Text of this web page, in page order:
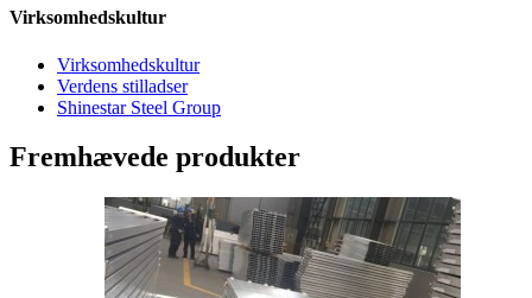
Virksomhedskultur
Virksomhedskultur
Verdens stilladser
Shinestar Steel Group
Fremhævede produkter